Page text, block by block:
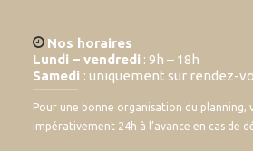
Nos horaires
Lundi – vendredi : 9h – 18h
Samedi : uniquement sur rendez-
Pour une bonne organisation du planning,
impérativement 24h à l’avance en cas de